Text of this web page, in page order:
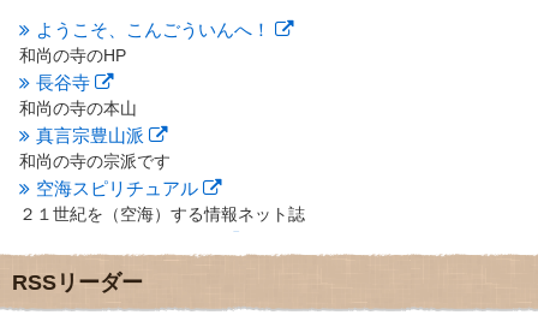
2012年7月
(10)
2012年6月(14)
2012年5月
2012年4月(16)
2012年3月 (17)
2012年2月(20)
2012年1月(25)
2011年12月(22)
2011年11月(28)
2011年10月(31)
2011年9月(24)
2011年8月(21)
ようこそ、こんごういんへ！
和尚の寺のHP
長谷寺
和尚の寺の本山
真言宗豊山派
和尚の寺の宗派です
空海スピリチュアル
２１世紀を（空海）する情報ネット誌
地域のライターさんです
小豆島 圓満寺
RSSリーダー